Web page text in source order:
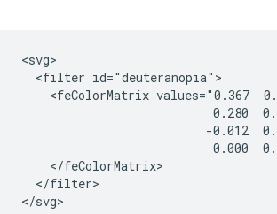
<svg>
  <filter id="deuteranopia">
<feColorMatrix values="0.367
0.280
-0.012
0.000
    </feColorMatrix>
  </filter>